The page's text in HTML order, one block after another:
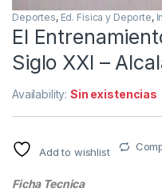
Deportes, Ed. Física y Deporte,
El
Siglo XXI –
Availability:Sin existencias
Add to wishlist
Ficha Tecnica